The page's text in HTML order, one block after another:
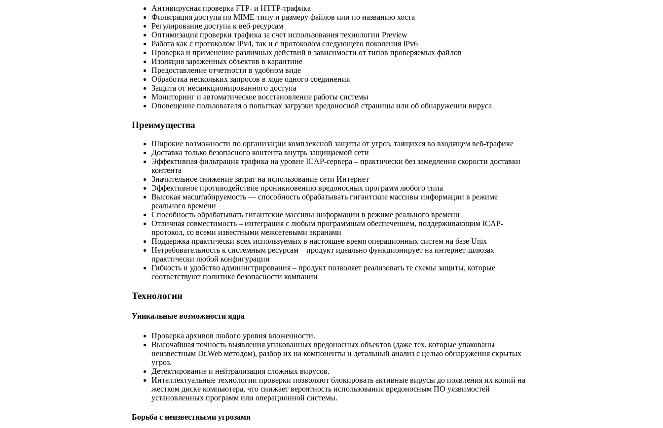
Антивирусная проверка FTP- и HTTP-трафика
Фильтрация доступа по MIME-типу и размеру файлов или по названию хоста
Регулирование доступа к веб-ресурсам
Оптимизация проверки трафика за счет использования технологии Preview
Работа как с протоколом IPv4, так и с протоколом следующего поколения IPv6
Проверка и применение различных действий в зависимости от типов проверяемых файлов
Изоляция зараженных объектов в карантине
Предоставление отчетности в удобном виде
Обработка нескольких запросов в ходе одного соединения
Защита от несанкционированного доступа
Мониторинг и автоматическое восстановление работы системы
Оповещение пользователя о попытках загрузки вредоносной страницы или об обнаружении вируса
Преимущества
Широкие возможности по организации комплексной защиты от угроз, таящихся во входящем веб-трафике
Доставка только безопасного контента внутрь защищаемой сети
Эффективная фильтрация трафика на уровне ICAP-сервера – практически без замедления скорости доставки
контента
Значительное снижение затрат на использование сети Интернет
Эффективное противодействие проникновению вредоносных программ любого типа
Высокая масштабируемость — способность обрабатывать гигантские массивы информации в режиме
реального времени
Способность обрабатывать гигантские массивы информации в режиме реального времени
Отличная совместимость – интеграция с любым программным обеспечением, поддерживающим ICAP-
протокол, со всеми известными межсетевыми экранами
Поддержка практически всех используемых в настоящее время операционных систем на базе Unix
Нетребовательность к системным ресурсам – продукт идеально функционирует на интернет-шлюзах
практически любой конфигурации
Гибкость и удобство администрирования – продукт позволяет реализовать те схемы защиты, которые
соответствуют политике безопасности компании
Технологии
Уникальные возможности ядра
Проверка архивов любого уровня вложенности.
Высочайшая точность выявления упакованных вредоносных объектов (даже тех, которые упакованы
неизвестным Dr.Web методом), разбор их на компоненты и детальный анализ с целью обнаружения скрытых
угроз.
Детектирование и нейтрализация сложных вирусов.
Интеллектуальные технологии проверки позволяют блокировать активные вирусы до появления их копий на
жестком диске компьютера, что снижает вероятность использования вредоносным ПО уязвимостей
установленных программ или операционной системы.
Борьба с неизвестными угрозами